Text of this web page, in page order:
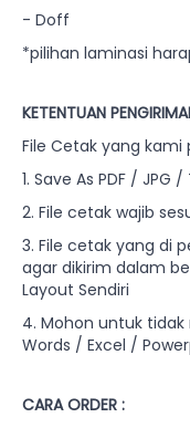
- Doff
*pilihan laminasi
KETENTUAN
File Cetak yang
1. Save As PDF / JPG
2. File cetak wajib
3. File cetak yang di
agar dikirim dalam
Layout Sendiri
4. Mohon untuk
Words / Excel /
CARA ORDER :